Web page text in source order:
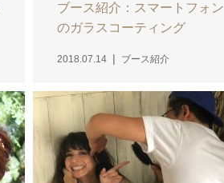
ブース紹介：スマートフォン
のガラスコーティング
2018.07.14 ブース紹介